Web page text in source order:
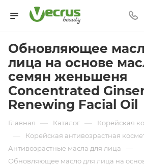
Обновляющее
лица на основе
семян женьшеня
Concentrated
Renewing Facial Oil
Главная — Каталог — Корейская
— Корейская антивозрастная
Антивозрастные масла для лица —
Обновляющее масло для лица на